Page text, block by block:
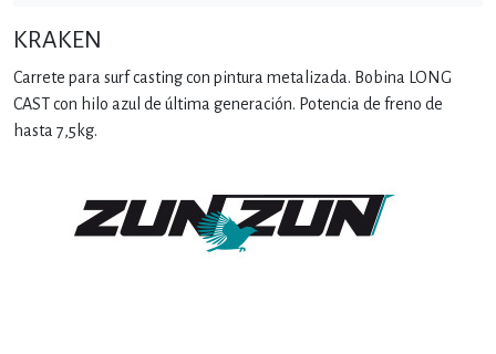
KRAKEN
Carrete para surf casting con pintura metalizada. Bobina LONG
CAST con hilo azul de última generación. Potencia de freno de
hasta 7,5kg.